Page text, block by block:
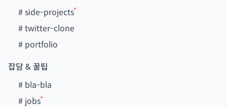
#side-projects
#twitter-clone
# portfolio
잡담 & 꿀팁
# bla-bla
# jobs